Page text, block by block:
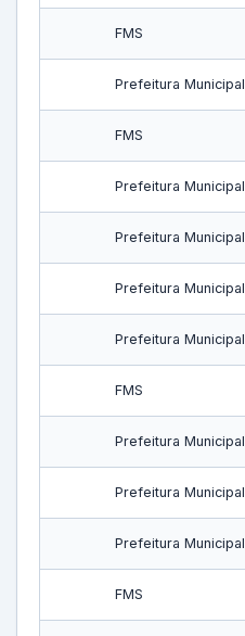
FMS
Prefeitura Municipal
FMS
Prefeitura Municipal
Prefeitura Municipal
Prefeitura Municipal
Prefeitura Municipal
FMS
Prefeitura Municipal
Prefeitura Municipal
Prefeitura Municipal
FMS